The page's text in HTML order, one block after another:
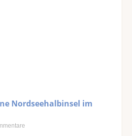
Nordseehalbinsel im